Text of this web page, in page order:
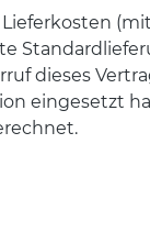
dieses
eingesetzt